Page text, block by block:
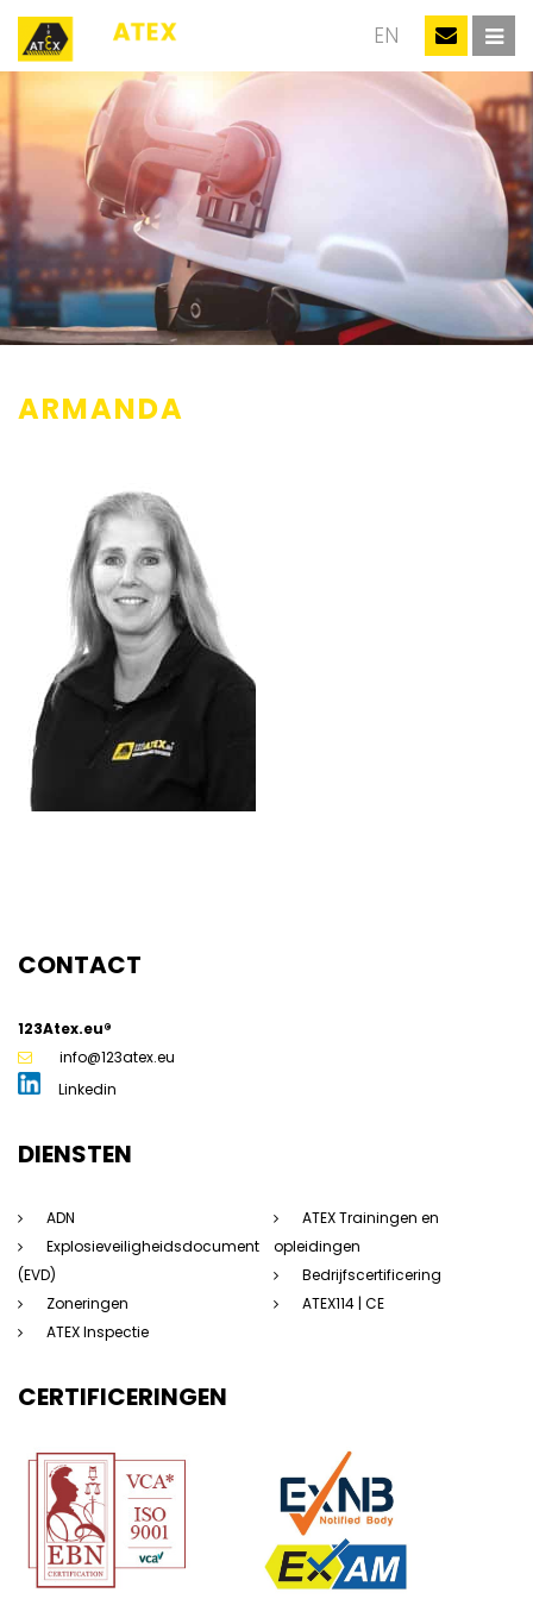
EN
ARMANDA
CONTACT
123Atex.eu®
info@123atex.eu
Linkedin
DIENSTEN
ADN
Explosieveiligheidsdocument
(EVD)
Zoneringen
ATEX Inspectie
ATEX Trainingen en
opleidingen
Bedrijfscertificering
ATEX114 | CE
CERTIFICERINGEN